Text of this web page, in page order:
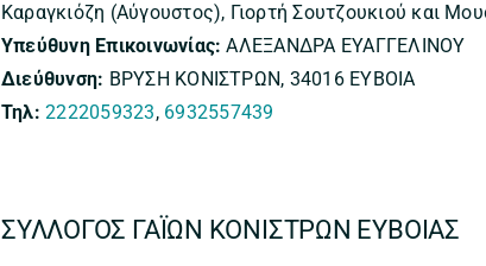
Καραγκιόζη (Αύγουστος), Γιορτή Σουτζουκιού και
Υπεύθυνη Επικοινωνίας: ΑΛΕΞΑΝΔΡΑ ΕΥΑΓΓΕΛΙΝΟΥ
Διεύθυνση: ΒΡΥΣΗ ΚΟΝΙΣΤΡΩΝ, 34016 ΕΥΒΟΙΑ
Τηλ: 2222059323, 6932557439
ΣΥΛΛΟΓΟΣ ΓΑΪΩΝ ΚΟΝΙΣΤΡΩΝ ΕΥΒΟΙΑΣ